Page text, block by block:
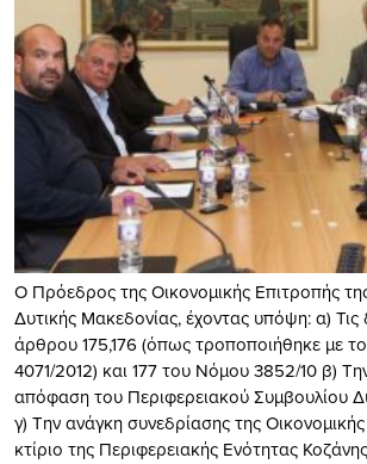
Ο Πρόεδρος της Οικονομικής Επιτροπής
Δυτικής Μακεδονίας, έχοντας υπόψη: α) Τις
άρθρου 175,176 (όπως τροποποιήθηκε με
4071/2012) και 177 του Νόμου 3852/10 β)
απόφαση του Περιφερειακού Συμβουλίου
γ) Την ανάγκη συνεδρίασης της
κτίριο της Περιφερειακής Ενότητας